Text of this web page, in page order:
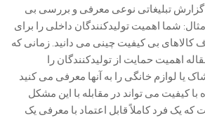
گزارش تبلیغاتی نوعی معرفی و بررسی بی
شما اهمیت تولیدکنندگان داخلی را برای
کالاهای بی کیفیت چینی می دانید. زمانی که
اهمیت حمایت از تولیدکنندگان را
یا لوازم خانگی را به آنها معرفی می کنید
با کیفیت می تواند در مقابله با این مشکل
که یک فرد کاملاً قابل اعتماد با معرفی یک